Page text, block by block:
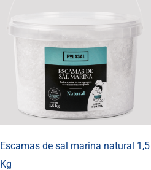
Escamas de sal marina natural 1,5
Kg